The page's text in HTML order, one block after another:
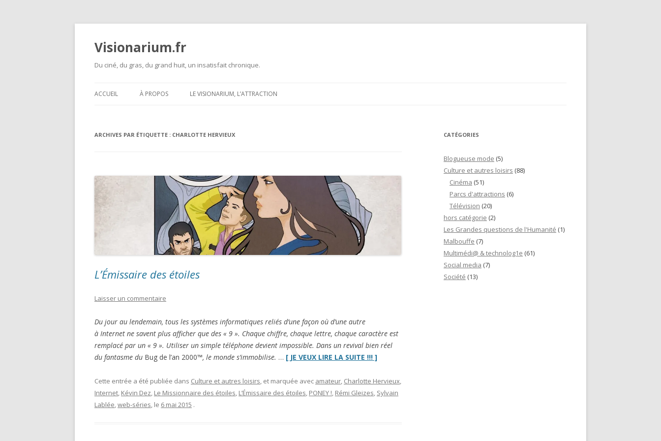
Visionarium.fr
Du ciné, du gras, du grand huit, un insatisfait chronique.
ACCUEIL À PROPOS LE VISIONARIUM, L’ATTRACTION
ARCHIVES PAR ÉTIQUETTE : CHARLOTTE HERVIEUX
L’Émissaire des étoiles
Laisser un commentaire
Du jour au lendemain, tous les systèmes informatiques reliés d’une façon où d’une autre
à Internet ne savent plus afficher que des « 9 ». Chaque chiffre, chaque lettre, chaque caractère est
remplacé par un « 9 ». Utiliser un simple téléphone devient impossible. Dans un revival bien réel
du fantasme du Bug de l’an 2000™, le monde s’immobilise. … [ JE VEUX LIRE LA SUITE !!! ]“
étoiles”
Cette entrée a été publiée dans Culture et autres loisirs, et marquée avec amateur, Charlotte Hervieux,
Internet, Kévin Dez, Le Missionnaire des étoiles, L’Émissaire des étoiles, PONEY !, Rémi Gleizes, Sylvain
Lablée,web-séries, le 6 mai 2015 .
CATÉGORIES
Blogueuse mode (5)
Culture et autres loisirs (88)
Cinéma (51)
Parcs d'attractions (6)
Télévision (20)
hors catégorie (2)
Les Grandes questions de l'Humanité (1)
Malbouffe (7)
Multimédi@ & technolog1e (61)
Social media (7)
Société (13)